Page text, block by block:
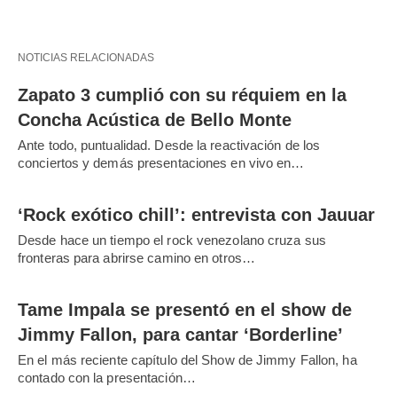
NOTICIAS RELACIONADAS
Zapato 3 cumplió con su réquiem en la
Concha Acústica de Bello Monte
Ante todo, puntualidad. Desde la reactivación de los
conciertos y demás presentaciones en vivo en…
‘Rock exótico chill’: entrevista con Jauuar
Desde hace un tiempo el rock venezolano cruza sus
fronteras para abrirse camino en otros…
Tame Impala se presentó en el show de
Jimmy Fallon, para cantar ‘Borderline’
En el más reciente capítulo del Show de Jimmy Fallon, ha
contado con la presentación…